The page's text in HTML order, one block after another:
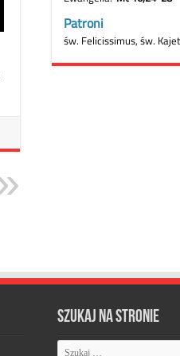
Szukaj na stronie